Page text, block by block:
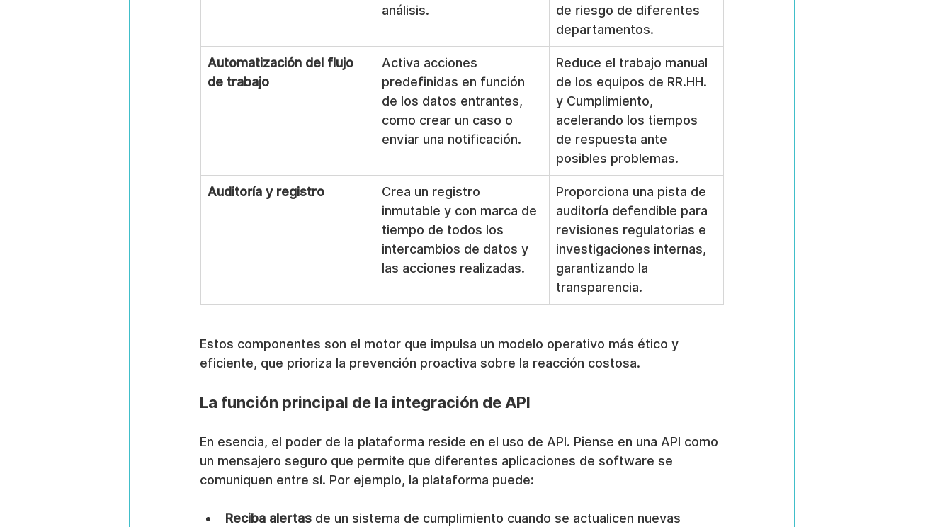
análisis.
de riesgo de diferentes
departamentos.
Automatización del flujo
de trabajo
Activa acciones
predefinidas en función
de los datos entrantes,
como crear un caso o
enviar una notificación.
Reduce el trabajo manual
de los equipos de RR.HH.
y Cumplimiento,
acelerando los tiempos
de respuesta ante
posibles problemas.
Auditoría y registro
Crea un registro
inmutable y con marca de
tiempo de todos los
intercambios de datos y
las acciones realizadas.
Proporciona una pista de
auditoría defendible para
revisiones regulatorias e
investigaciones internas,
garantizando la
transparencia.
Estos componentes son el motor que impulsa un modelo operativo más ético y
eficiente, que prioriza la prevención proactiva sobre la reacción costosa.
La función principal de la integración de API
En esencia, el poder de la plataforma reside en el uso de API. Piense en una API como
un mensajero seguro que permite que diferentes aplicaciones de software se
comuniquen entre sí. Por ejemplo, la plataforma puede:
Reciba alertas de un sistema de cumplimiento cuando se actualicen nuevas